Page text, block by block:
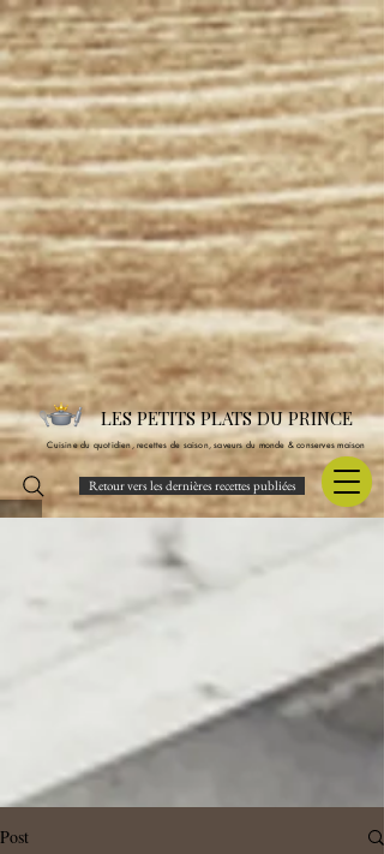
LES PETITS PLATS DU PRINCE
Cuisine du quotidien, recettes de saison, saveurs du monde & conserves maison
Retour vers les dernières recettes publiées
Post